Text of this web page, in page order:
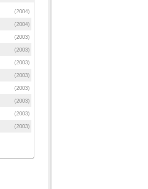
(2004)
(2004)
(2003)
(2003)
(2003)
(2003)
(2003)
(2003)
(2003)
(2003)